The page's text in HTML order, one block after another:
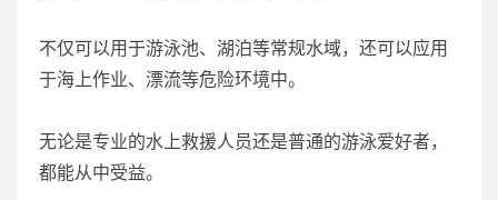
不仅可以用于游泳池、湖泊等常规水域，还可以应用
于海上作业、漂流等危险环境中。
无论是专业的水上救援人员还是普通的游泳爱好者，
都能从中受益。